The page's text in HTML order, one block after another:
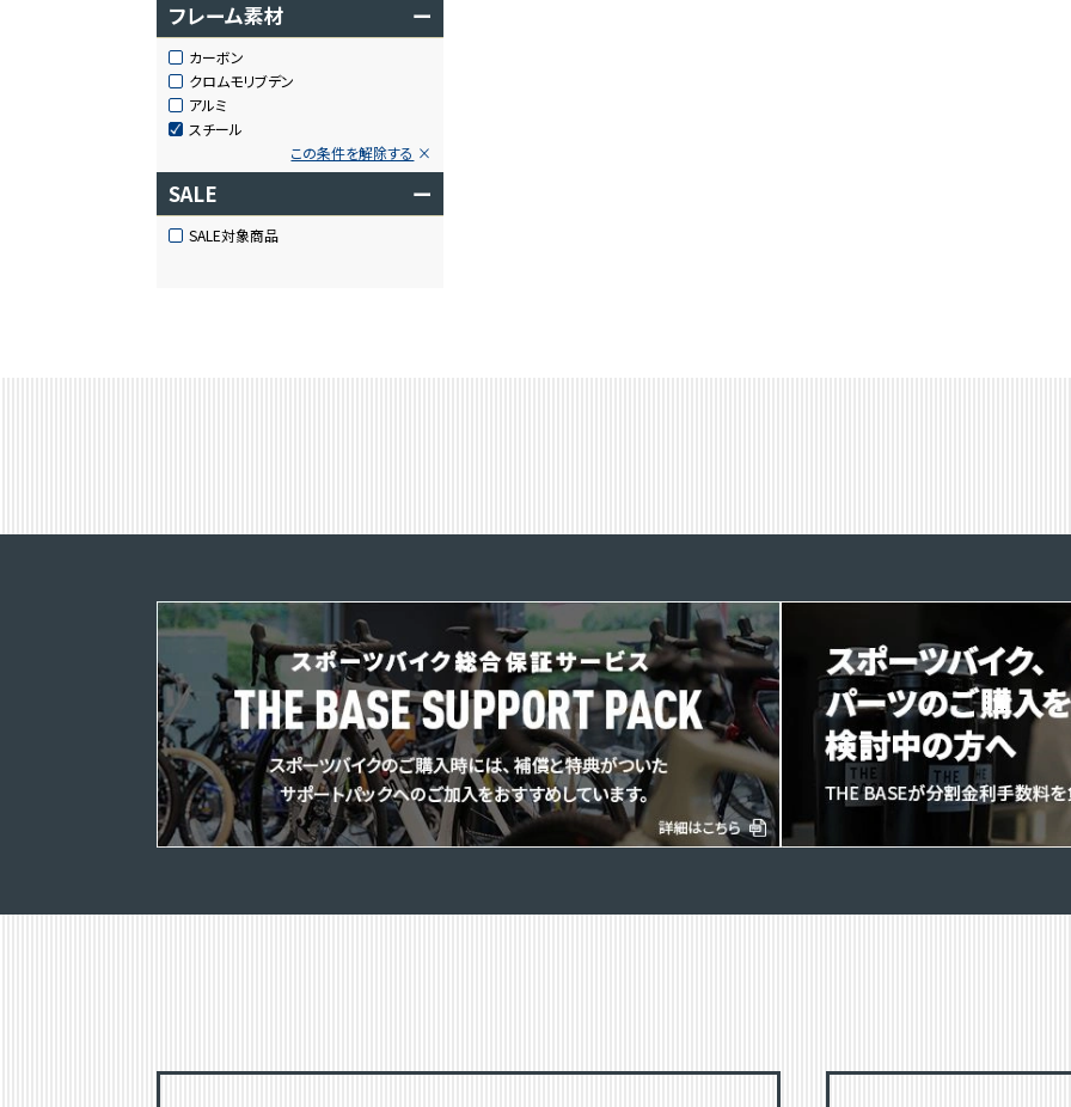
フレーム素材 ー
カーボン
クロムモリブデン
アルミ
スチール
この条件を解除する
SALE ー
SALE対象商品